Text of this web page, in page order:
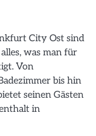
City Ost sind
was man für
Von
bis hin
seinen Gästen
in